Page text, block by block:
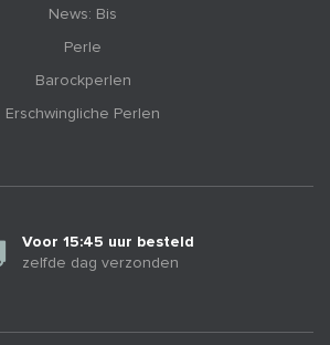
News: Bis
Perle
Barockperlen
Erschwingliche Perlen
Voor 15:45 uur besteld
zelfde dag verzonden